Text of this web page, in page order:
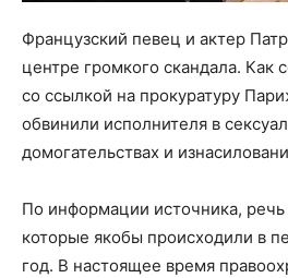
Французский певец и актер
центре громкого скандала. Как
со ссылкой на прокуратуру
обвинили исполнителя в
домогательствах и
По информации источника,
которые якобы происходили в
год. В настоящее время